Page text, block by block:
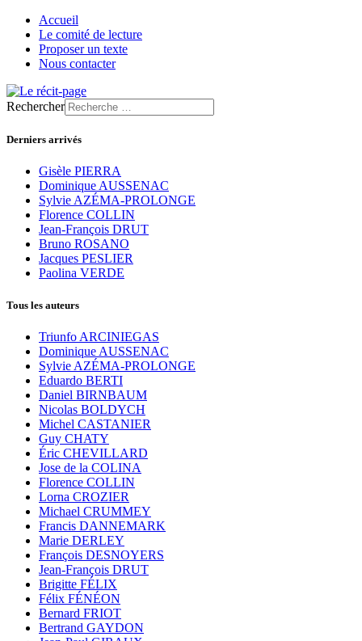
Accueil
Le comité de lecture
Proposer un texte
Nous contacter
Rechercher
Derniers arrivés
Gisèle PIERRA
Dominique AUSSENAC
Sylvie AZÉMA-PROLONGE
Florence COLLIN
Jean-François DRUT
Bruno ROSANO
Jacques PESLIER
Paolina VERDE
Tous les auteurs
Triunfo ARCINIEGAS
Dominique AUSSENAC
Sylvie AZÉMA-PROLONGE
Eduardo BERTI
Daniel BIRNBAUM
Nicolas BOLDYCH
Michel CASTANIER
Guy CHATY
Éric CHEVILLARD
Jose de la COLINA
Florence COLLIN
Lorna CROZIER
Michael CRUMMEY
Francis DANNEMARK
Marie DERLEY
François DESNOYERS
Jean-François DRUT
Brigitte FÉLIX
Félix FÉNÉON
Bernard FRIOT
Bertrand GAYDON